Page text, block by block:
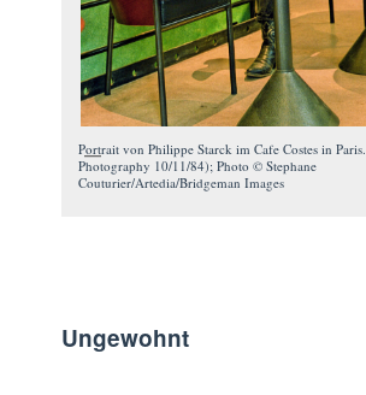
Portrait von Philippe Starck im Cafe Costes in Paris.
Photography 10/11/84); Photo © Stephane
Couturier/Artedia/Bridgeman Images
Ungewohnt